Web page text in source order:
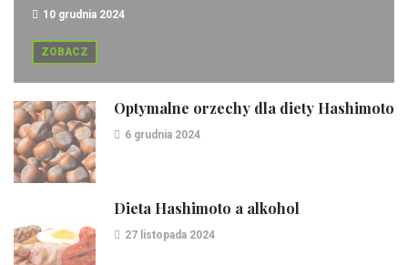
10 grudnia 2024
ZOBACZ
Optymalne orzechy dla diety Hashimoto
6 grudnia 2024
Dieta Hashimoto a alkohol
27 listopada 2024